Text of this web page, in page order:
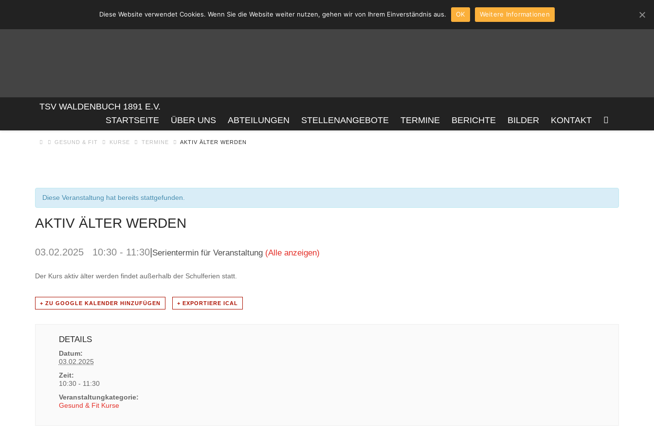
TSV
WALDENBUCH
E.V.
TSV WALDENBUCH 1891 E.V.
STARTSEITE
ÜBER UNS ABTEILUNGEN STELLENANGEBOTE TERMINE BERICHTE BILDER KONTAKT
GESUND & FIT KURSE TERMINE AKTIV ÄLTER WERDEN
Diese Veranstaltung hat bereits stattgefunden.
AKTIV ÄLTER WERDEN
03.02.2025 10:30 - 11:30 Serientermin für Veranstaltung (Alle anzeigen)
Der Kurs aktiv älter werden findet außerhalb der Schulferien statt.
+ ZU GOOGLE KALENDER HINZUFÜGEN + EXPORTIERE ICAL
DETAILS
Datum:
03.02.2025
Zeit:
10:30 - 11:30
Veranstaltungkategorie:
Gesund & Fit Kurse
Diese Website verwendet Cookies. Wenn Sie die Website weiter nutzen, gehen wir von Ihrem Einverständnis aus. OK Weitere Informationen